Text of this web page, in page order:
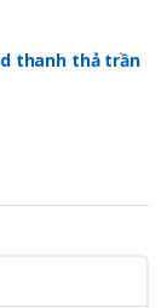
thanh thả trần